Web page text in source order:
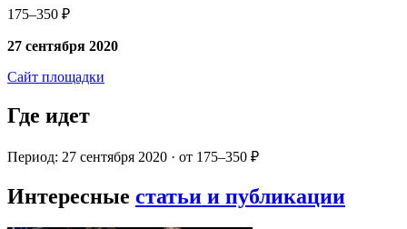
175–350 ₽
27 сентября 2020
Сайт площадки
Где идет
Период: 27 сентября 2020 · от 175–350 ₽
Интересные статьи и публикации